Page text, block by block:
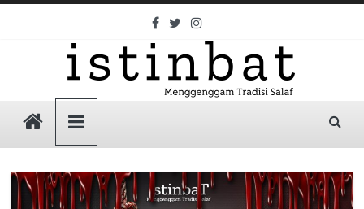
Skip
Istinbat
Menggenggam
Tradisi
Salaf